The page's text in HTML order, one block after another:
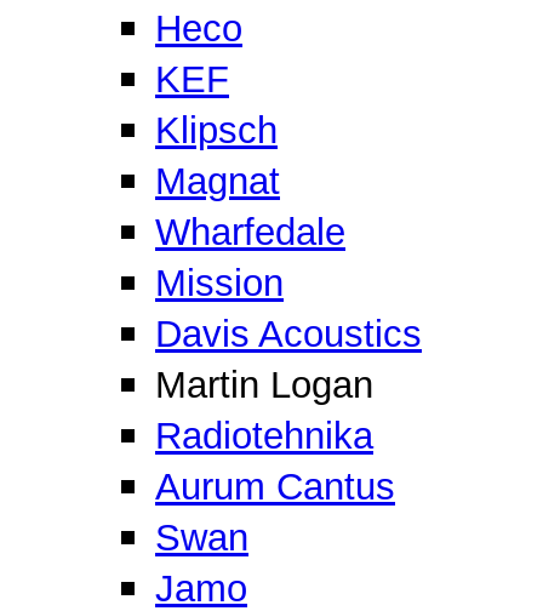
Heco
KEF
Klipsch
Magnat
Wharfedale
Mission
Davis Acoustics
Martin Logan
Radiotehnika
Aurum Cantus
Swan
Jamo